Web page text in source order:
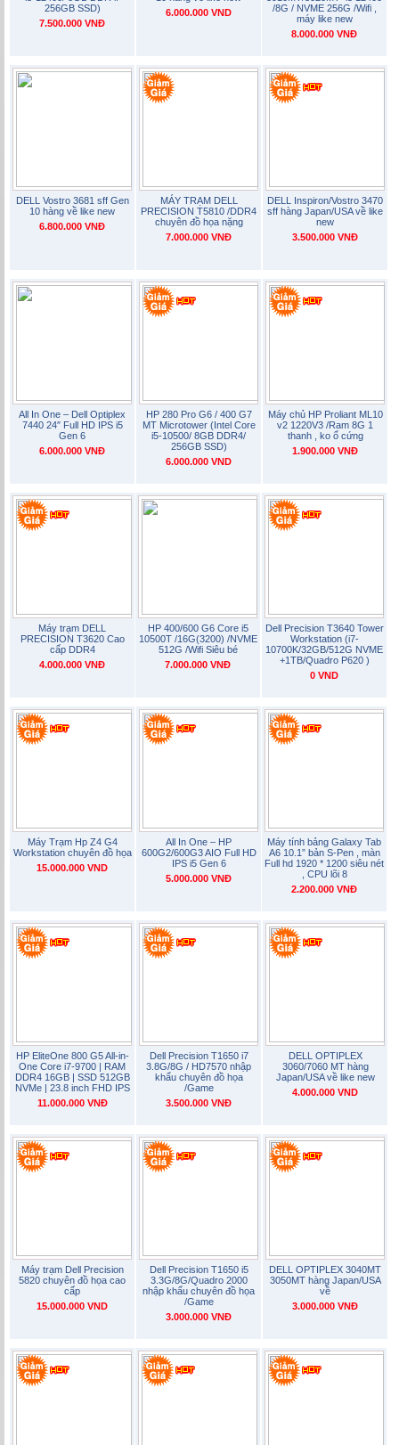
256GB SSD)
7.500.000 VNĐ
6.000.000 VND
/8G / NVME 256G /Wifi ,
máy like new
8.000.000 VNĐ
DELL Vostro 3681 sff Gen
10 hàng về like new
6.800.000 VNĐ
MÁY TRẠM DELL
PRECISION T5810 /DDR4
chuyên đồ họa nặng
7.000.000 VNĐ
DELL Inspiron/Vostro 3470
sff hàng Japan/USA về like
new
3.500.000 VNĐ
All In One – Dell Optiplex
7440 24″ Full HD IPS i5
Gen 6
6.000.000 VNĐ
HP 280 Pro G6 / 400 G7
MT Microtower (Intel Core
i5-10500/ 8GB DDR4/
256GB SSD)
6.000.000 VND
Máy chủ HP Proliant ML10
v2 1220V3 /Ram 8G 1
thanh , ko ổ cứng
1.900.000 VNĐ
Máy trạm DELL
PRECISION T3620 Cao
cấp DDR4
4.000.000 VNĐ
HP 400/600 G6 Core i5
10500T /16G(3200) /NVME
512G /Wifi Siêu bé
7.000.000 VNĐ
Dell Precision T3640 Tower
Workstation (i7-
10700K/32GB/512G NVME
+1TB/Quadro P620 )
0 VND
Máy Trạm Hp Z4 G4
Workstation chuyên đồ họa
15.000.000 VND
All In One – HP
600G2/600G3 AIO Full HD
IPS i5 Gen 6
5.000.000 VNĐ
Máy tính bảng Galaxy Tab
A6 10.1” bản S-Pen , màn
Full hd 1920 * 1200 siêu nét
, CPU lõi 8
2.200.000 VNĐ
HP EliteOne 800 G5 All-in-
One Core i7-9700 | RAM
DDR4 16GB | SSD 512GB
NVMe | 23.8 inch FHD IPS
11.000.000 VNĐ
Dell Precision T1650 i7
3.8G/8G / HD7570 nhập
khẩu chuyên đồ họa
/Game
3.500.000 VNĐ
DELL OPTIPLEX
3060/7060 MT hàng
Japan/USA về like new
4.000.000 VND
Máy trạm Dell Precision
5820 chuyên đồ họa cao
cấp
15.000.000 VND
Dell Precision T1650 i5
3.3G/8G/Quadro 2000
nhập khẩu chuyên đồ họa
/Game
3.000.000 VNĐ
DELL OPTIPLEX 3040MT
3050MT hàng Japan/USA
về
3.000.000 VNĐ